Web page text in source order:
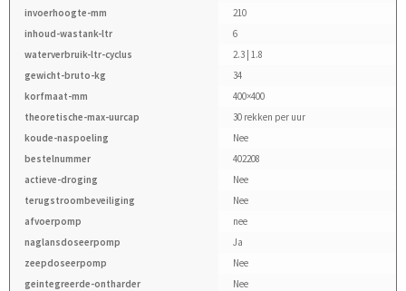
invoerhoogte-mm
210
inhoud-wastank-ltr
6
waterverbruik-ltr-cyclus
2.3 | 1.8
gewicht-bruto-kg
34
korfmaat-mm
400×400
theoretische-max-uurcap
30 rekken per uur
koude-naspoeling
Nee
bestelnummer
402208
actieve-droging
Nee
terugstroombeveiliging
Nee
afvoerpomp
nee
naglansdoseerpomp
Ja
zeepdoseerpomp
Nee
geintegreerde-ontharder
Nee